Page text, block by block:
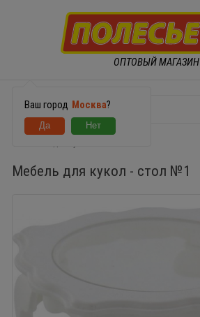
ОПТОВЫЙ МАГАЗИН
Ваш город Москва?
Мебель для кукол - стол №1